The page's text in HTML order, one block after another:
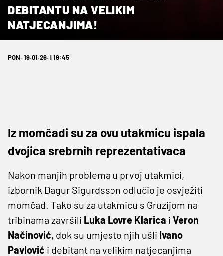
DEBITANTU NA VELIKIM
NATJECANJIMA!
PON. 19.01.26. | 19:45
Iz momčadi su za ovu utakmicu ispala
dvojica srebrnih reprezentativaca
Nakon manjih problema u prvoj utakmici,
izbornik Dagur Sigurdsson odlučio je osvježiti
momčad. Tako su za utakmicu s Gruzijom na
tribinama završili Luka Lovre Klarica i Veron
Načinović, dok su umjesto njih ušli Ivano
Pavlović i debitant na velikim natjecanjima